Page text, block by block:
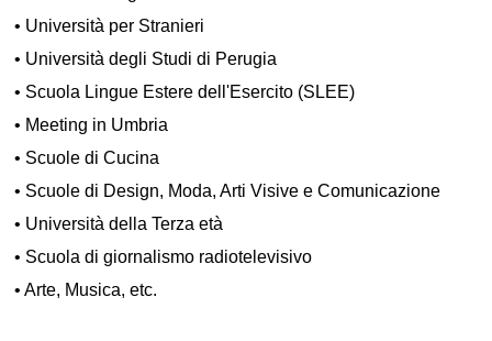
• Università per Stranieri
• Università degli Studi di Perugia
• Scuola Lingue Estere dell'Esercito (SLEE)
• Meeting in Umbria
• Scuole di Cucina
• Scuole di Design, Moda, Arti Visive e Comunicazione
• Università della Terza età
• Scuola di giornalismo radiotelevisivo
•Arte, Musica, etc.